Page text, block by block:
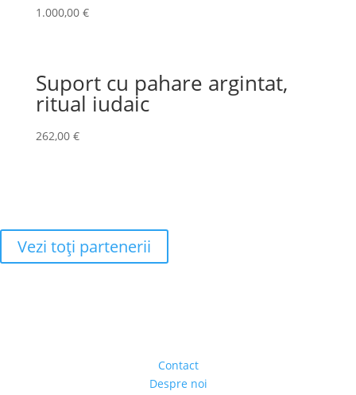
1.000,00 €
Suport cu pahare argintat,
ritual iudaic
262,00 €
Vezi toţi partenerii
Contact
Despre noi